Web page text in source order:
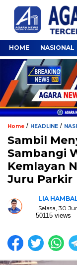
HOME NASIONAL
Home / HEADLINE /
Sambil
Sambangi
Kemlayan
Juru Parkir
LIA
Selasa, 30
50115 views